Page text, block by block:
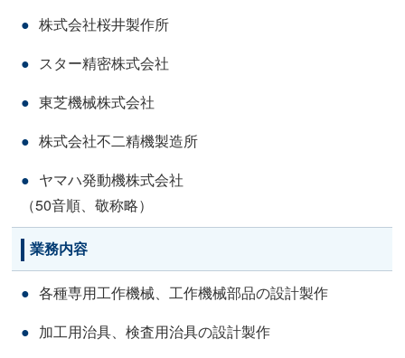
株式会社桜井製作所
スター精密株式会社
東芝機械株式会社
株式会社不二精機製造所
ヤマハ発動機株式会社
（50音順、敬称略）
業務内容
各種専用工作機械、工作機械部品の設計製作
加工用治具、検査用治具の設計製作